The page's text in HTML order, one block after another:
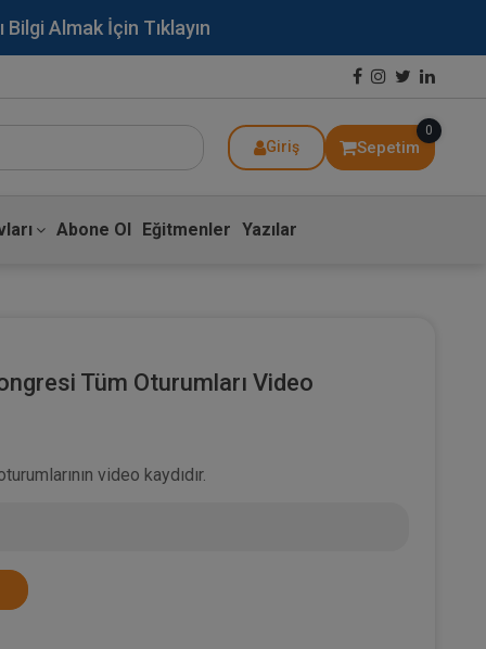
Almak İçin Tıklayın
Giriş Sepetim
0
Abone Ol Eğitmenler Yazılar
Tüm Oturumları Video
video kaydıdır.